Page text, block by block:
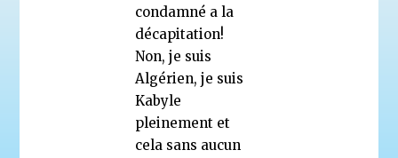
condamné a la
décapitation!
Non, je suis
Algérien, je suis
Kabyle
pleinement et
cela sans aucun